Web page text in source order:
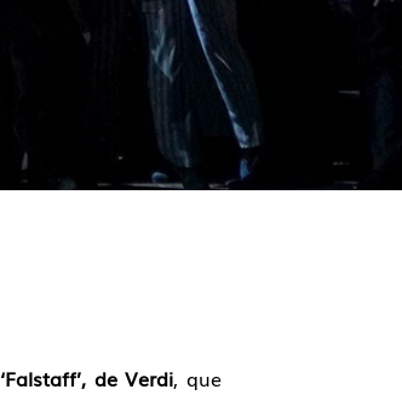
‘Falstaff’, de Verdi, que